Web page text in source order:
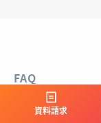
FAQ
よくある質
資料請求